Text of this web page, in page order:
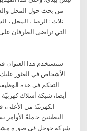
من بحث حول المحل
ثلاث : الرضا ، المحل ،
التي تراضى الطرفان
سنستخدم هذا العنوان
الأشخاص في العثور عليك
التحكم في هذه
أيضا، شبكة أسلاك
الكهربيّة من
شركة جوجل في صورة